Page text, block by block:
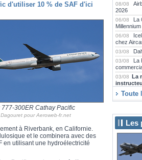
d'utiliser 10 % de SAF d'ici
300ER Cathay Pacific
pour Aeroweb-fr.net
à Riverbank, en Californie.
et le combinera avec des
en utilisant une hydroélectricité
08/08
2026
06/08
La
Millennium
06/08
chez
03/08
03/08
La
03/08 La
30/07
et attend
30/07
Saint-
Airbus
29/07
Toute
Les